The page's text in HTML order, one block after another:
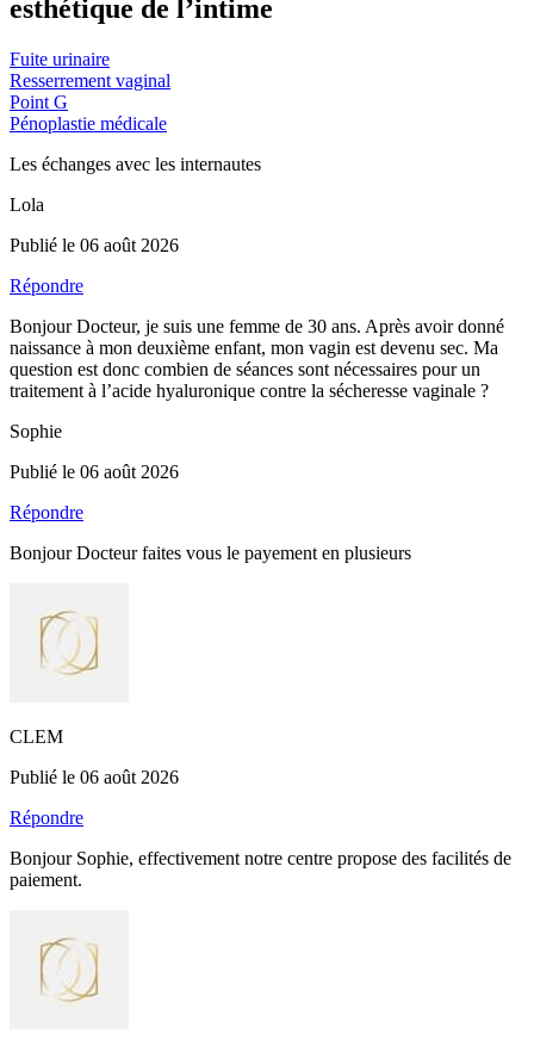
esthétique de l’intime
Fuite urinaire
Resserrement vaginal
Point G
Pénoplastie médicale
Les échanges avec les internautes
Lola
Publié le 06 août 2026
Répondre
Bonjour Docteur, je suis une femme de 30 ans. Après avoir donné
naissance à mon deuxième enfant, mon vagin est devenu sec. Ma
question est donc combien de séances sont nécessaires pour un
traitement à l’acide hyaluronique contre la sécheresse vaginale ?
Sophie
Publié le 06 août 2026
Répondre
Bonjour Docteur faites vous le payement en plusieurs
CLEM
Publié le 06 août 2026
Répondre
Bonjour Sophie, effectivement notre centre propose des facilités de
paiement.